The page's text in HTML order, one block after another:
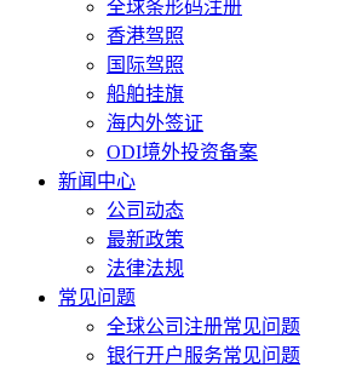
全球条形码注册
香港驾照
国际驾照
船舶挂旗
海内外签证
ODI境外投资备案
新闻中心
公司动态
最新政策
法律法规
常见问题
全球公司注册常见问题
银行开户服务常见问题